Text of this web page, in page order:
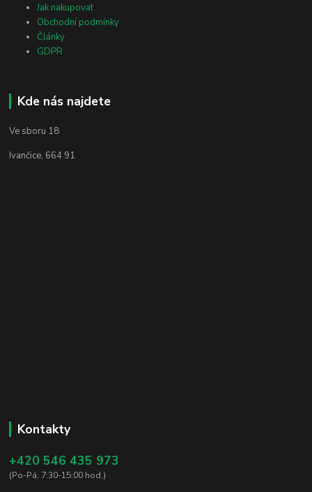
Jak nakupovat
Obchodní podmínky
Články
GDPR
Kde nás najdete
Ve sboru 18
Ivančice, 664 91
Kontakty
+420 546 435 973
(Po-Pá, 7:30-15:00 hod.)